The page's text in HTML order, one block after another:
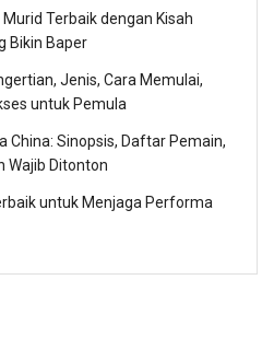
Terbaik dengan Kisah
Bikin Baper
Jenis, Cara Memulai,
untuk Pemula
China: Sinopsis, Daftar Pemain,
Wajib Ditonton
untuk Menjaga Performa